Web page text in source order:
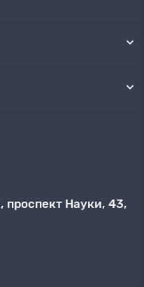
проспект Науки, 43,